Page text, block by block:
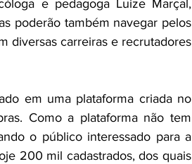
e pedagoga Luize Marçal,
poderão também navegar pelos
diversas carreiras e recrutadores
em uma plataforma criada no
Como a plataforma não tem
o público interessado para a
200 mil cadastrados, dos quais